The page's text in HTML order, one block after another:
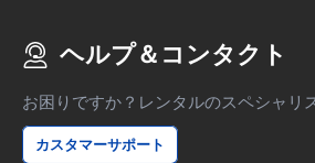
ヘルプ＆コンタクト
お困りですか？レンタルのスペシャリ
カスタマーサポート